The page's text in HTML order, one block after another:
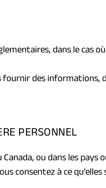
dans le cas
des informations,
PERSONNEL
ou dans les
consentez à ce